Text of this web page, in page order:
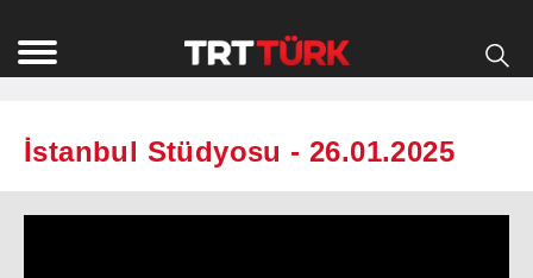
İstanbul Stüdyosu - 26.01.2025